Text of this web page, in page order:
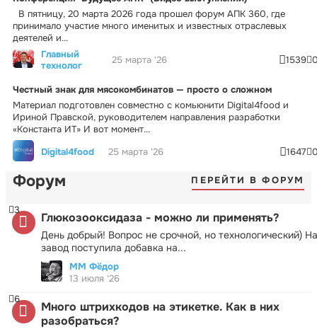
В пятницу, 20 марта 2026 года прошел форум АПК 360, где
принимало участие много именитых и известных отраслевых
деятелей и...
Главный
технолог
25 марта '26 1539
Честный знак для мясокомбинатов — просто о сложном
Материал подготовлен совместно с комьюнити Digital4food и
Ириной Правской, руководителем направления разработки
«Константа ИТ» И вот момент...
Digital4food
25 марта '26 1647
Форум ПЕРЕЙТИ В ФОРУМ
Глюкозооксидаза - можно ли применять?
День добрый! Вопрос не срочной, но технологический) На
завод поступила добавка на...
3
ММ Фёдор
13 июля '26
Много штрихкодов на этикетке. Как в них
разобраться?
6